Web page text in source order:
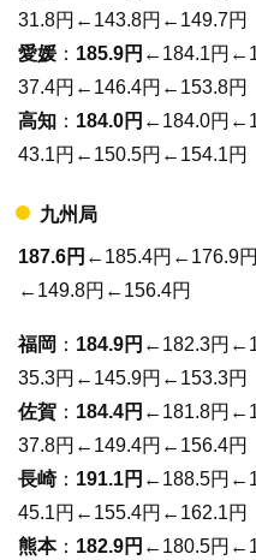
31.8円←143.8円←149.7円
愛媛 ： 185.9円 ←184.1円
37.4円←146.4円←153.8円
高知 ： 184.0円 ←184.0円
43.1円←150.5円←154.1円
九州局
187.6円 ←185.4円←176.9
←149.8円←156.4円
福岡 ： 184.9円 ←182.3円
35.3円←145.9円←153.3円
佐賀 ： 184.4円 ←181.8円
37.8円←149.4円←156.4円
長崎： 191.1円 ←188.5円
45.1円←155.4円←162.1円
熊本： 182.9円 ←180.5円